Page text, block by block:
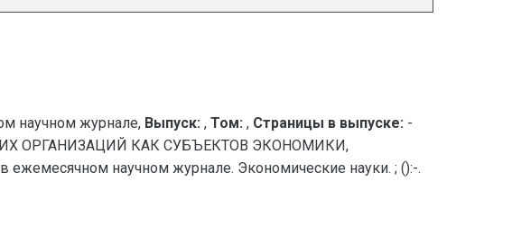
научном журнале, Выпуск: , Том: , Страницы в выпуске: -
ОРГАНИЗАЦИЙ КАК СУБЪЕКТОВ ЭКОНОМИКИ,
научном журнале. Экономические науки. ; ():-.